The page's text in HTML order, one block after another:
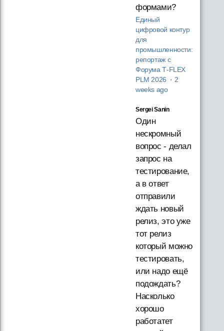
формами?
Единый
цифровой контур
для
промышленности:
репортаж с
Форума T‑FLEX
PLM 2026 · 2
weeks ago
Sergei Sanin
Один
нескромный
вопрос - делал
запрос на
тестирование,
а в ответ
отправили
ждать новый
релиз, это уже
тот релиз
который можно
тестировать,
или надо ещё
подождать?
Насколько
хорошо
работатет